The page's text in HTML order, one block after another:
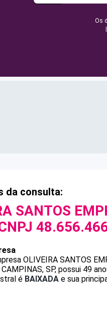
Os
da consulta:
SANTOS
OLIVEIRA SANTOS
SP, possui 49
é BAIXADA e sua